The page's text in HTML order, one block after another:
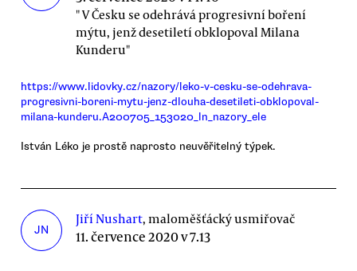
" V Česku se odehrává progresivní boření
mýtu, jenž desetiletí obklopoval Milana
Kunderu"
https://www.lidovky.cz/nazory/leko-v-cesku-se-odehrava-
progresivni-boreni-mytu-jenz-dlouha-desetileti-obklopoval-
milana-kunderu.A200705_153020_ln_nazory_ele
István Léko je prostě naprosto neuvěřitelný týpek.
JN
Jiří Nushart, maloměšťácký usmiřovač
11. července 2020 v 7.13